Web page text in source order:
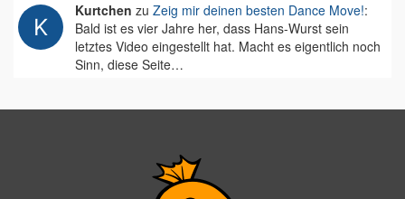
Kurtchen zu Zeig mir deinen besten Dance Move!:
Bald ist es vier Jahre her, dass Hans-Wurst sein
letztes Video eingestellt hat. Macht es eigentlich noch
Sinn, diese Seite…